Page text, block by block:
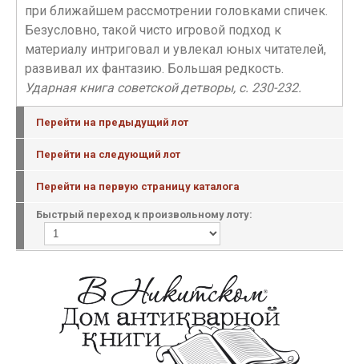
при ближайшем рассмотрении головками спичек.
Безусловно, такой чисто игровой подход к
материалу интриговал и увлекал юных читателей,
развивал их фантазию. Большая редкость.
Ударная книга советской детворы, с. 230-232.
Перейти на предыдущий лот
Перейти на следующий лот
Перейти на первую страницу каталога
Быстрый переход к произвольному лоту: